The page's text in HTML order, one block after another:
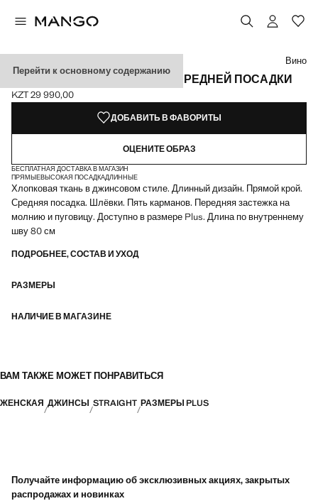
Перейти к основному содержанию
ДЖИНСЫ MATILDA ПРЯМЫЕ СРЕДНЕЙ ПОСАДКИ
Текущая цена [KZT 29 990,00 ]
KZT 29 990,00
Выберите цвет
Выбранный цвет: Вино
Цвет Белый
Цвет Синий средний
Вино
ДОБАВИТЬ В ФАВОРИТЫ
ОЦЕНИТЕ ОБРАЗ
БЕСПЛАТНАЯ ДОСТАВКА В МАГАЗИН
ПРЯМЫЕВЫСОКАЯ ПОСАДКАДЛИННЫЕ
Хлопковая ткань в джинсовом стиле. Длинный дизайн. Прямой крой.
Средняя посадка. Шлёвки. Пять карманов. Передняя застежка на
молнию и пуговицу. Доступно в размере Plus. Длина по внутреннему
шву 80 см
ПОДРОБНЕЕ, СОСТАВ И УХОД
РАЗМЕРЫ
НАЛИЧИЕ В МАГАЗИНЕ
ВАМ ТАКЖЕ МОЖЕТ ПОНРАВИТЬСЯ
ЖЕНСКАЯ ДЖИНСЫ STRAIGHT РАЗМЕРЫ PLUS
Получайте информацию об эксклюзивных акциях, закрытых
распродажах и новинках